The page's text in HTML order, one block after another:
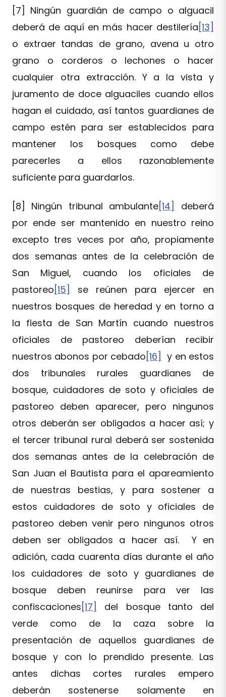
[7] Ningún guardián de campo o alguacil
deberá de aquí en más hacer destilería [13]
o extraer tandas de grano, avena u otro
grano o corderos o lechones o hacer
cualquier otra extracción. Y a la vista y
juramento de doce alguaciles cuando ellos
hagan el cuidado, así tantos guardianes de
campo estén para ser establecidos para
mantener los bosques como debe
parecerles a ellos razonablemente
suficiente para guardarlos.
[8] Ningún tribunal ambulante[14]
deberá
por ende ser mantenido en nuestro reino
excepto tres veces por año, propiamente
dos semanas antes de la celebración de
San Miguel, cuando los oficiales de
pastoreo [15]
se reúnen para ejercer en
nuestros bosques de heredad y en torno a
la fiesta de San Martín cuando nuestros
oficiales de pastoreo deberían recibir
nuestros abonos por cebado [16] y en estos
dos tribunales rurales guardianes de
bosque, cuidadores de soto y oficiales de
pastoreo deben aparecer, pero ningunos
otros deberán ser obligados a hacer así; y
el tercer tribunal rural deberá ser sostenida
dos semanas antes de la celebración de
San Juan el Bautista para el apareamiento
de nuestras bestias, y para sostener a
estos cuidadores de soto y oficiales de
pastoreo deben venir pero ningunos otros
deben ser obligados a hacer así. Y en
adición, cada cuarenta días durante el año
los cuidadores de soto y guardianes de
bosque deben reunirse para ver las
confiscaciones [17]
del bosque tanto del
verde como de la caza sobre la
presentación de aquellos guardianes de
bosque y con lo prendido presente. Las
antes dichas cortes rurales empero
deberán sostenerse solamente en